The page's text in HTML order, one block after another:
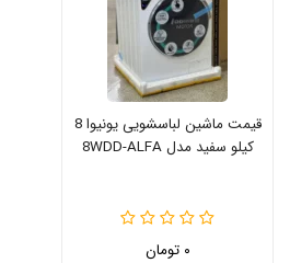
قیمت ماشین لباسشویی یونیوا 8
کیلو سفید مدل 8WDD-ALFA
۰ تومان